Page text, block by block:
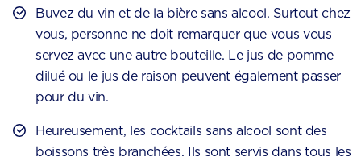
Buvez du vin et de la bière sans alcool. Surtout chez
vous, personne ne doit remarquer que vous vous
servez avec une autre bouteille. Le jus de pomme
dilué ou le jus de raison peuvent également passer
pour du vin.
Heureusement, les cocktails sans alcool sont des
boissons très branchées. Ils sont servis dans tous les